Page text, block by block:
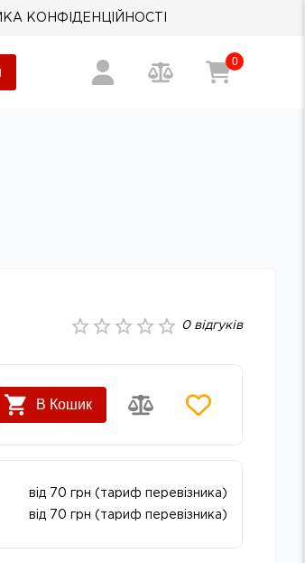
КОНФІДЕНЦІЙНОСТІ
0
0відгуків
В Кошик
від 70 грн (тариф перевізника)
від 70 грн (тариф перевізника)